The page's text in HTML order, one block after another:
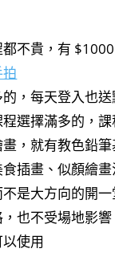
不貴，有
，每天登入也
選擇滿多的，
，就有教色鉛
插畫、似顏繪
是大方向的開
也不受場地影
使用